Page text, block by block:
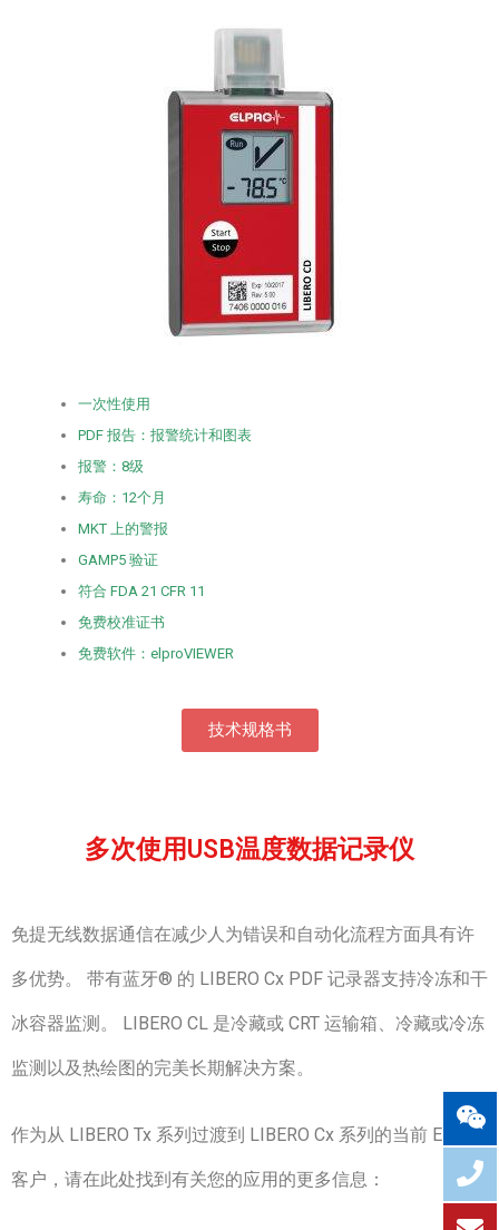
一次性使用
PDF 报告：报警统计和图表
报警：8级
寿命：12个月
MKT 上的警报
GAMP5 验证
符合 FDA 21 CFR 11
免费校准证书
免费软件：elproVIEWER
技术规格书
多次使用USB温度数据记录仪
免提无线数据通信在减少人为错误和自动化流程方面具有许
多优势。 带有蓝牙® 的 LIBERO Cx PDF 记录器支持冷冻和干
冰容器监测。 LIBERO CL 是冷藏或 CRT 运输箱、冷藏或冷冻
监测以及热绘图的完美长期解决方案。
作为从 LIBERO Tx 系列过渡到 LIBERO Cx 系列的当前 ELPRO
客户，请在此处找到有关您的应用的更多信息：